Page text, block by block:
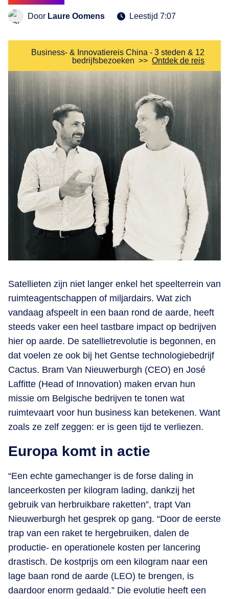
Door Laure Oomens Leestijd 7:07
Business- & Innovatiereis China - 3 steden & 12
bedrijfsbezoeken >> Ontdek de reis
Satellieten zijn niet langer enkel het speelterrein van
ruimteagentschappen of miljardairs. Wat zich
vandaag afspeelt in een baan rond de aarde, heeft
steeds vaker een heel tastbare impact op bedrijven
hier op aarde. De satellietrevolutie is begonnen, en
dat voelen ze ook bij het Gentse technologiebedrijf
Cactus. Bram Van Nieuwerburgh (CEO) en José
Laffitte (Head of Innovation) maken ervan hun
missie om Belgische bedrijven te tonen wat
ruimtevaart voor hun business kan betekenen. Want
zoals ze zelf zeggen: er is geen tijd te verliezen.
Europa komt in actie
“Een echte gamechanger is de forse daling in
lanceerkosten per kilogram lading, dankzij het
gebruik van herbruikbare raketten”, trapt Van
Nieuwerburgh het gesprek op gang. “Door de eerste
trap van een raket te hergebruiken, dalen de
productie- en operationele kosten per lancering
drastisch. De kostprijs om een kilogram naar een
lage baan rond de aarde (LEO) te brengen, is
daardoor enorm gedaald.” Die evolutie heeft een